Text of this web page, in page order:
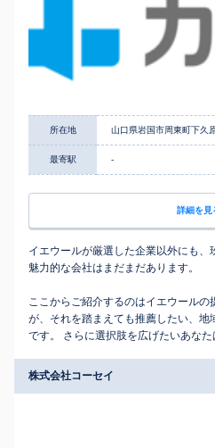
所在地 山口県岩国市周東町下久
最寄駅 -
詳細を見
イエウールが厳選した企業以外にも
魅力的な会社はまだまだあります。
ここからご紹介するのはイエウールの
が、それを踏まえても推薦したい、地
です。 さらに選択肢を広げたいあなた
株式会社コーセイ